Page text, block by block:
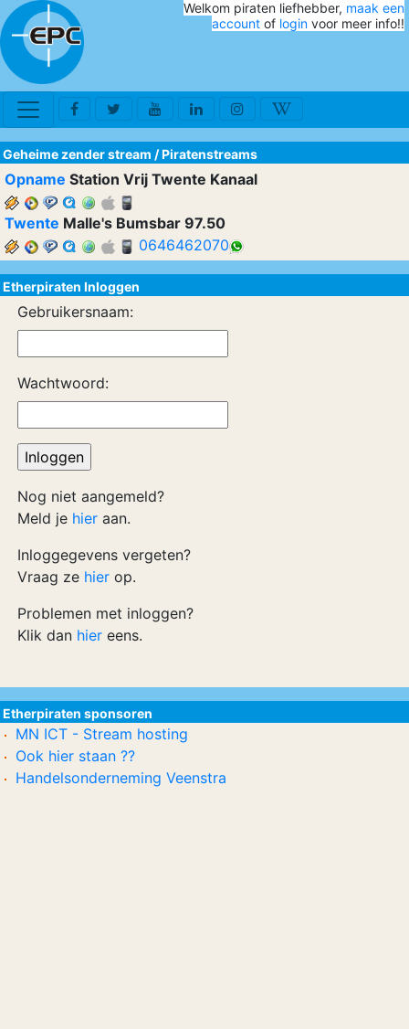
Welkom piraten liefhebber, maak een
account of login voor meer info!!
Geheime zender stream /Piratenstreams
Opname Station Vrij Twente Kanaal
Twente Malle's Bumsbar 97.50
0646462070
Etherpiraten Inloggen
Gebruikersnaam:
Wachtwoord:
Nog niet aangemeld?
Meld je hier aan.
Inloggegevens vergeten?
Vraag ze hier op.
Problemen met inloggen?
Klik dan hier eens.
Etherpiraten sponsoren
MN ICT - Stream hosting
Ook hier staan ??
Handelsonderneming Veenstra